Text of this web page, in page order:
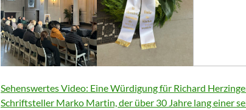
Sehenswertes Video: Eine Würdigung für Richard
Schriftsteller Marko Martin, der über 30 Jahre lang einer